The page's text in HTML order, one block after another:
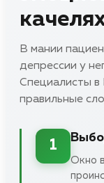
В мании
депрессии у
Специалисты в
правильные
1
Окно